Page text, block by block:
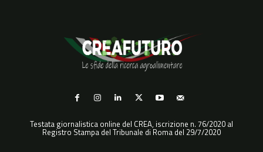
Testata giornalistica online del CREA, iscrizione n. 76/2020 al
Registro Stampa del Tribunale di Roma del 29/7/2020